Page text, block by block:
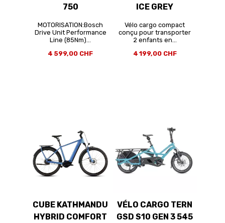
750
MOTORISATION:Bosch
Drive Unit Performance
Line (85Nm)...
4 599,00 CHF
ICE GREY
Vélo cargo compact
conçu pour transporter
2 enfants en...
4 199,00 CHF
CUBE KATHMANDU
HYBRID COMFORT
VÉLO CARGO TERN
GSD S10 GEN 3 545